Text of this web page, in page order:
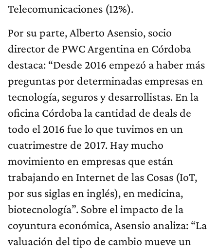
Telecomunicaciones (12%).
Por su parte, Alberto Asensio, socio
director de PWC Argentina en Córdoba
destaca: “Desde 2016 empezó a haber más
preguntas por determinadas empresas en
tecnología, seguros y desarrollistas. En la
oficina Córdoba la cantidad de deals de
todo el 2016 fue lo que tuvimos en un
cuatrimestre de 2017. Hay mucho
movimiento en empresas que están
trabajando en Internet de las Cosas (IoT,
por sus siglas en inglés), en medicina,
biotecnología”. Sobre el impacto de la
coyuntura económica, Asensio analiza: “La
valuación del tipo de cambio mueve un